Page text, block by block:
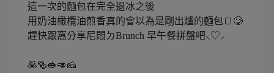
這一次的麵包在完全退冰之後
用奶油橄欖油煎香真的會以為是剛出爐的麵包🍞🥲
趕快跟窩分享尼悶ㄉBrunch 早午餐拼盤吧⸜♡⸝
🥞🥯🥪🥑🧀